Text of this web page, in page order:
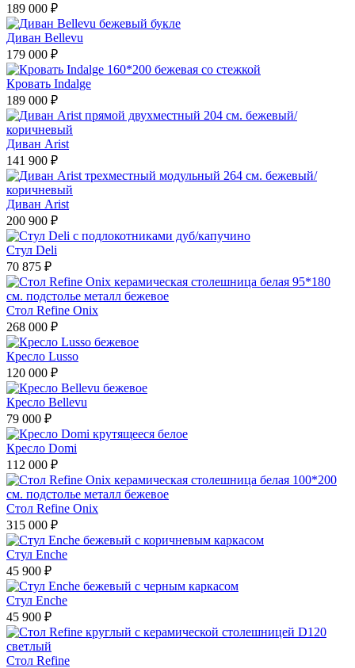
189 000 ₽
Диван Bellevu
179 000 ₽
Кровать Indalge
189 000 ₽
Диван Arist
141 900 ₽
Диван Arist
200 900 ₽
Стул Deli
70 875 ₽
Стол Refine Onix
268 000 ₽
Кресло Lusso
120 000 ₽
Кресло Bellevu
79 000 ₽
Кресло Domi
112 000 ₽
Стол Refine Onix
315 000 ₽
Стул Enche
45 900 ₽
Стул Enche
45 900 ₽
Стол Refine